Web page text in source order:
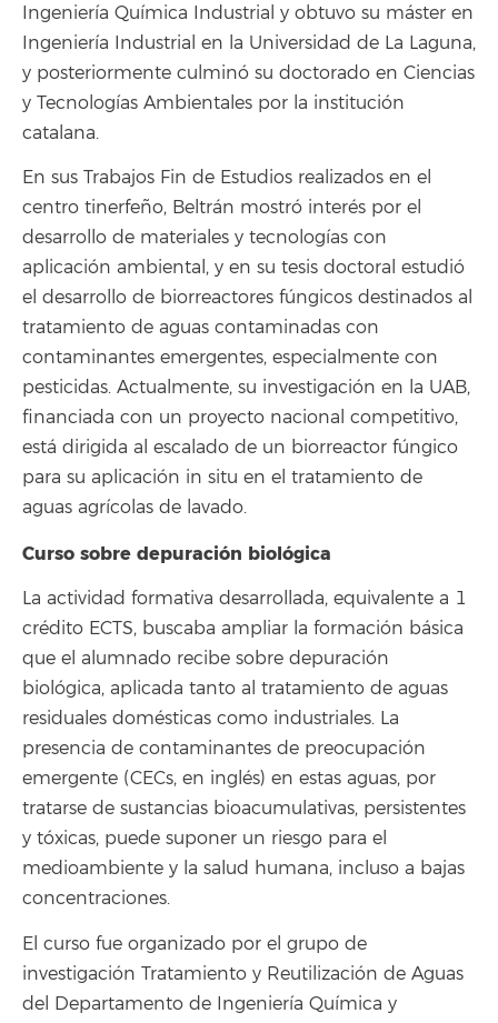
Ingeniería Química Industrial y obtuvo su máster en
Ingeniería Industrial en la Universidad de La Laguna,
y posteriormente culminó su doctorado en Ciencias
y Tecnologías Ambientales por la institución
catalana.
En sus Trabajos Fin de Estudios realizados en el
centro tinerfeño, Beltrán mostró interés por el
desarrollo de materiales y tecnologías con
aplicación ambiental, y en su tesis doctoral estudió
el desarrollo de biorreactores fúngicos destinados al
tratamiento de aguas contaminadas con
contaminantes emergentes, especialmente con
pesticidas. Actualmente, su investigación en la UAB,
financiada con un proyecto nacional competitivo,
está dirigida al escalado de un biorreactor fúngico
para su aplicación in situ en el tratamiento de
aguas agrícolas de lavado.
Curso sobre depuración biológica
La actividad formativa desarrollada, equivalente a 1
crédito ECTS, buscaba ampliar la formación básica
que el alumnado recibe sobre depuración
biológica, aplicada tanto al tratamiento de aguas
residuales domésticas como industriales. La
presencia de contaminantes de preocupación
emergente (CECs, en inglés) en estas aguas, por
tratarse de sustancias bioacumulativas, persistentes
y tóxicas, puede suponer un riesgo para el
medioambiente y la salud humana, incluso a bajas
concentraciones.
El curso fue organizado por el grupo de
investigación Tratamiento y Reutilización de Aguas
del Departamento de Ingeniería Química y